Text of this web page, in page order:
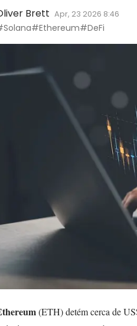
Brett Apr, 23 2026 8:46
#Ethereum#DeFi
(ETH)detém cerca de